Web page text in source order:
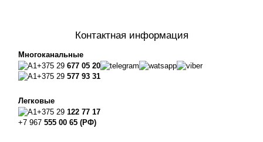
Контактная информация
Многоканальные
+375 29 677 05 20
+375 29 577 93 31
Легковые
+375 29 122 77 17
+7 967 555 00 65 (РФ)